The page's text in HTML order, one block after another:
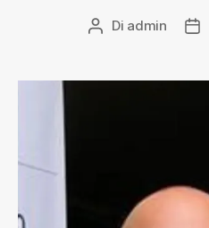
Di admin